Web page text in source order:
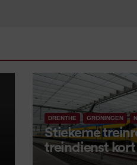
DRENTHE GRONINGEN
Stiekeme
treindienst